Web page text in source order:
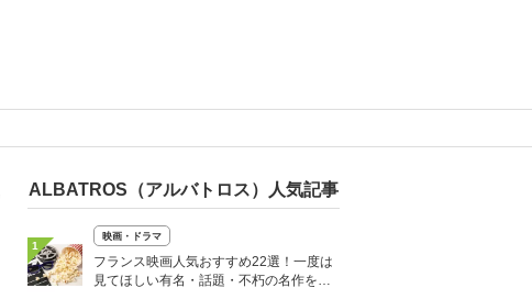
ALBATROS（アルバトロス）人気記事
1
映画・ドラマ
フランス映画人気おすすめ22選！一度は
見てほしい有名・話題・不朽の名作を厳